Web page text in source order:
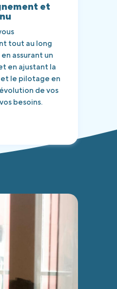
et
tout au long
assurant un
en ajustant la
le pilotage en
de vos
besoins.